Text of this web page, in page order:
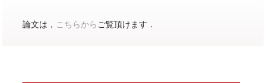
論文は， こちらから ご覧頂けます．